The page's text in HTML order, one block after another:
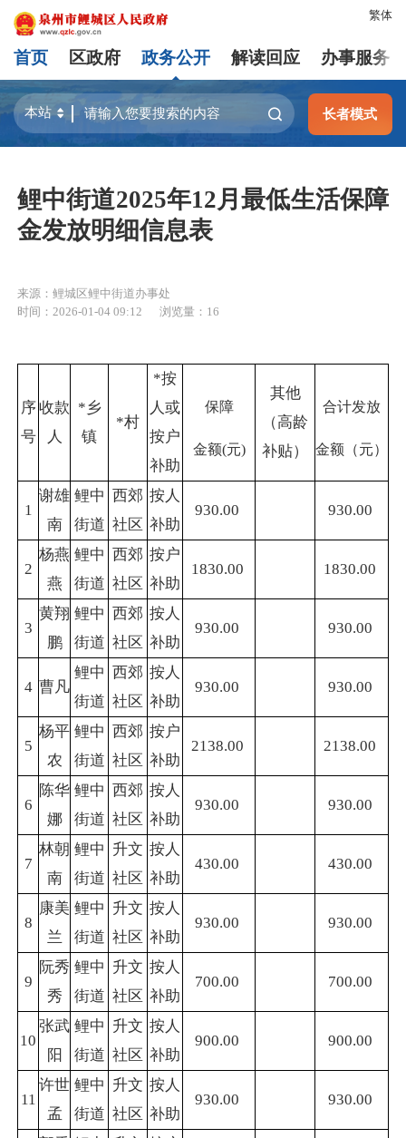
繁体
首页 区政府 政务公开 解读回应 办事服务
长者模式
鲤中街道2025年12月最低生活保障
金发放明细信息表
来源：鲤城区鲤中街道办事处
时间：2026-01-04 09:12
浏览量： 16
序
号
收款
人
*乡
镇
*村
*按
人或
按户
补助
保障
金额(元)
其他
（高龄
补贴）
合计发放
金额（元）
1
谢雄
南
鲤中
街道
西郊
社区
按人
补助
930.00 930.00
2
杨燕
燕
鲤中
街道
西郊
社区
按户
补助
1830.00 1830.00
3
黄翔
鹏
鲤中
街道
西郊
社区
按人
补助
930.00 930.00
4 曹凡
鲤中
街道
西郊
社区
按人
补助
930.00 930.00
5
杨平
农
鲤中
街道
西郊
社区
按户
补助
2138.00 2138.00
6
陈华
娜
鲤中
街道
西郊
社区
按人
补助
930.00 930.00
7
林朝
南
鲤中
街道
升文
社区
按人
补助
430.00 430.00
8
康美
兰
鲤中
街道
升文
社区
按人
补助
930.00 930.00
9
阮秀
秀
鲤中
街道
升文
社区
按人
补助
700.00 700.00
10
张武
阳
鲤中
街道
升文
社区
按人
补助
900.00 900.00
11
许世
孟
鲤中
街道
升文
社区
按人
补助
930.00 930.00